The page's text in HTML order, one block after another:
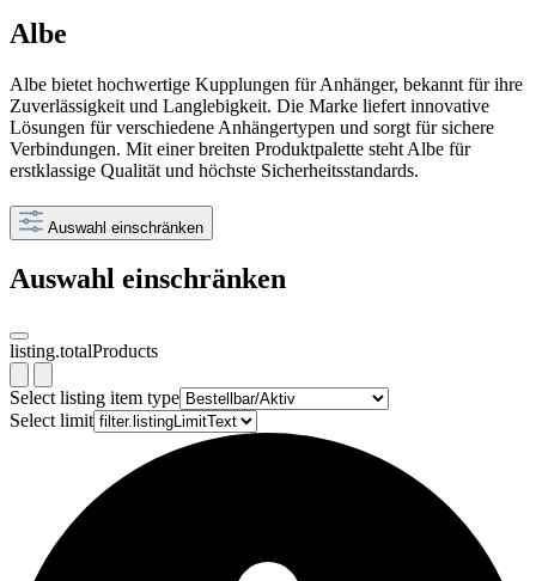
Albe
Albe bietet hochwertige Kupplungen für Anhänger, bekannt für ihre
Zuverlässigkeit und Langlebigkeit. Die Marke liefert innovative
Lösungen für verschiedene Anhängertypen und sorgt für sichere
Verbindungen. Mit einer breiten Produktpalette steht Albe für
erstklassige Qualität und höchste Sicherheitsstandards.
Auswahl einschränken
Auswahl einschränken
listing.totalProducts
Select listing item type
Select limit